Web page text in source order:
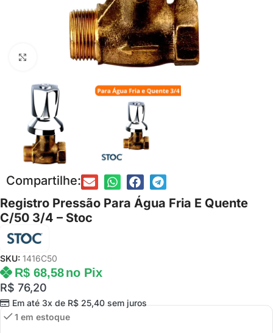
Clique para ampliar
Compartilhe:
Registro Pressão Para Água Fria E Quente
C/50 3/4 – Stoc
SKU: 1416C50
R$ 76,20
Em até 3x deR$25,40sem juros
R$68,58 no Pix
1 em estoque